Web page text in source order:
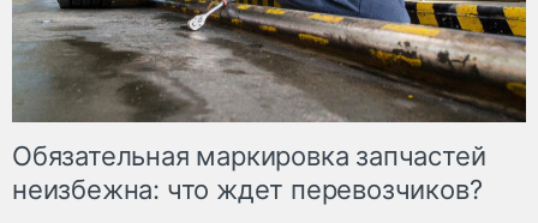
Обязательная маркировка запчастей
неизбежна: что ждет перевозчиков?